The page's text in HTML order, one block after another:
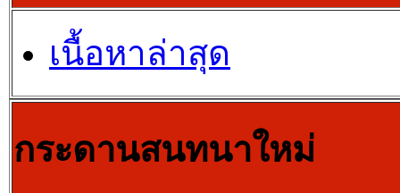
เนื้อหาล่าสุด
กระดานสนทนาใหม่